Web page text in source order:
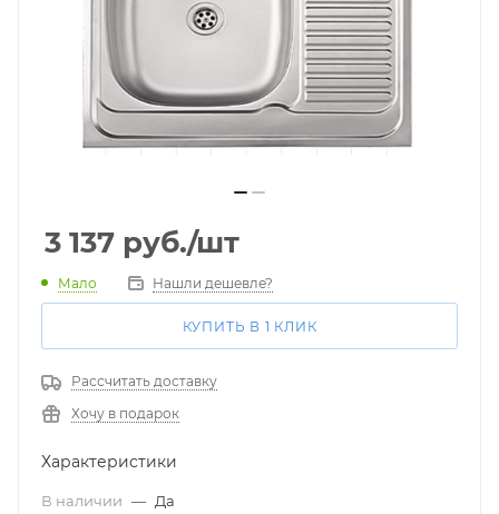
3 137 руб./шт
Мало Нашли дешевле?
КУПИТЬ В 1 КЛИК
Рассчитать доставку
Хочу в подарок
Характеристики
В наличии — Да